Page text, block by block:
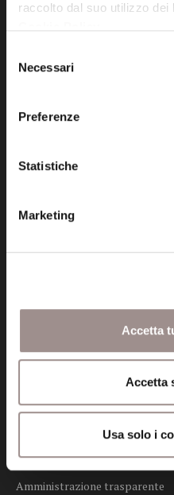
raccolto dal suo utilizzo dei
delNecessari
Preferenze
Statistiche
Marketing
Accetta
Accetta
Usa solo i
Fondazione
Informazioni
Amministrazione trasparente